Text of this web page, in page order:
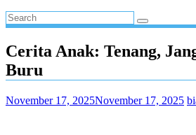
Cerita Anak: Tenang,
Buru
November 17, 2025November 17, 2025